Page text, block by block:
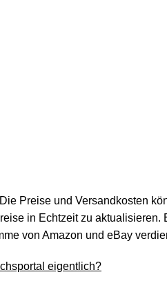
Preise und Versandkosten
in Echtzeit zu
von Amazon und eBay
eigentlich?